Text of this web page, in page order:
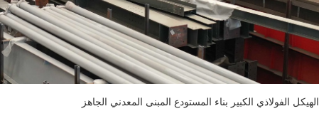
الهيكل الفولاذي الكبير بناء المستودع المبنى المعدني الجاهز